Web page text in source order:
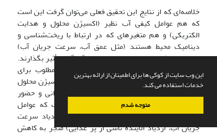
این وب سایت از کوکی ها برای اطمینان از ارائه بهترین
خدمات استفاده می کند.
متوجه شدم
خلاصه‌ای که از نتایج این تحقیق فعلی می‌توان گرفت این است
که هم عوامل کیفی آب نظیر (اکسیژن محلول و هدایت
الکتریکی) و هم متغیرهای که در ارتباط با ریخت‌شناسی و
دینامیک محیط هستند (مثل عمق آب، سرعت جریان آب)
می‌توانند بطور همزمان در انتخاب زیستگاه گونه تأثیر بگذارند.
براساس نتایج حاصله، در جاهایی که عوامل مطلوب برای
زیستگاه جانور فراهم است (نظیر ازدیاد غلظت اکسیژن محلول
و کلسیم) منجر به افزایش رشد، افزایش فراوانی و حضور
موجود شده است. برعکس در مناطقی از تالاب که عوامل
بازدارنده حکمفرما است (مثل ازدیاد عمق، ازدیاد سرعت
جریان آب، ازدیاد آلاینده ناشی از پر غذایی) منجر به کاهش